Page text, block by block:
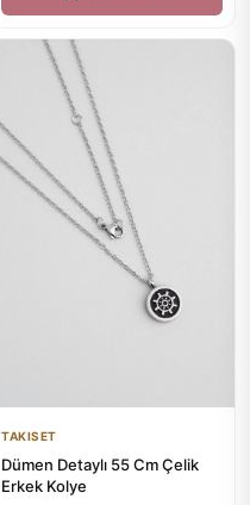
TAKISET
Dümen Detaylı 55 Cm Çelik
Erkek Kolye